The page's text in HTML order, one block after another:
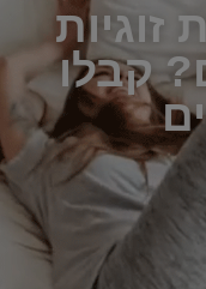
קבלו